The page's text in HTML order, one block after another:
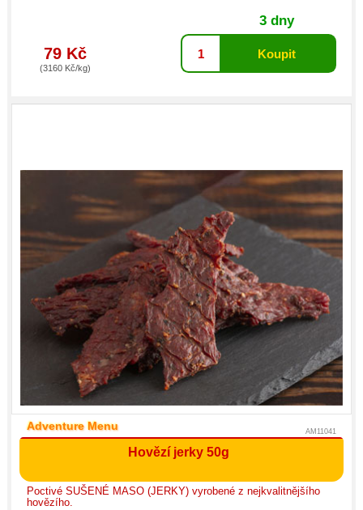
3 dny
79 Kč
(3160 Kč/kg)
Adventure Menu
Hovězí jerky 50g
Poctivé SUŠENÉ MASO (JERKY) vyrobené z nejkvalitnějšího
hovězího.
AM11041